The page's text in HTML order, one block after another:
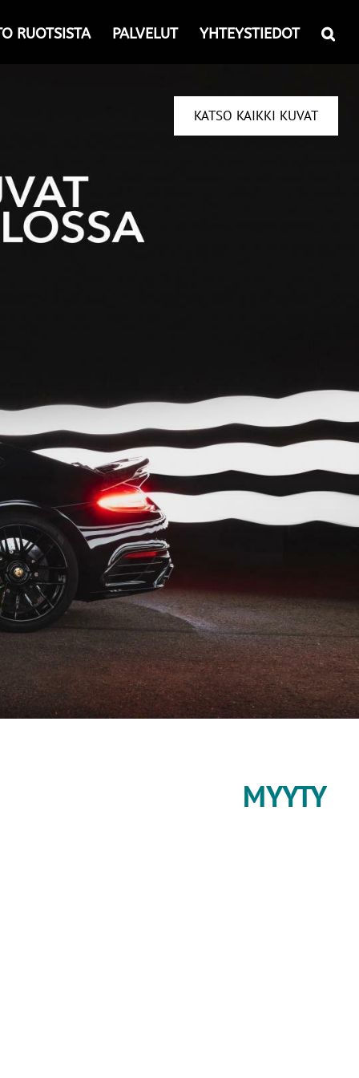
RUOTSISTA PALVELUT YHTEYSTIEDOT
KATSO KAIKKI KUVAT
MYYTY